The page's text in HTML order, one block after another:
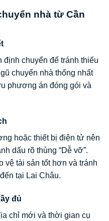
nhà từ Cần
định chuyển để tránh thiếu
chuyển nhà thống nhất
phương án đóng gói và
hoặc thiết bị điện tử nên
dấu rõ thùng “Dễ vỡ”.
vệ tài sản tốt hơn và tránh
tại Lai Châu.
đủ
chỉ mới và thời gian cụ